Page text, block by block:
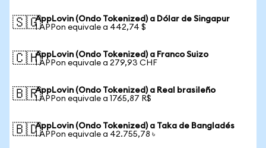
🇸🇬AppLovin (Ondo Tokenized) a Dólar de Singapur
1 APPon equivale a 442,74 $
🇨🇭AppLovin (Ondo Tokenized) a Franco Suizo
1 APPon equivale a 279,93 CHF
🇧🇷AppLovin (Ondo Tokenized) a Real brasileño
1 APPon equivale a 1765,87 R$
🇧🇩AppLovin (Ondo Tokenized) a Taka de Bangladés
1 APPon equivale a 42.755,78 ৳